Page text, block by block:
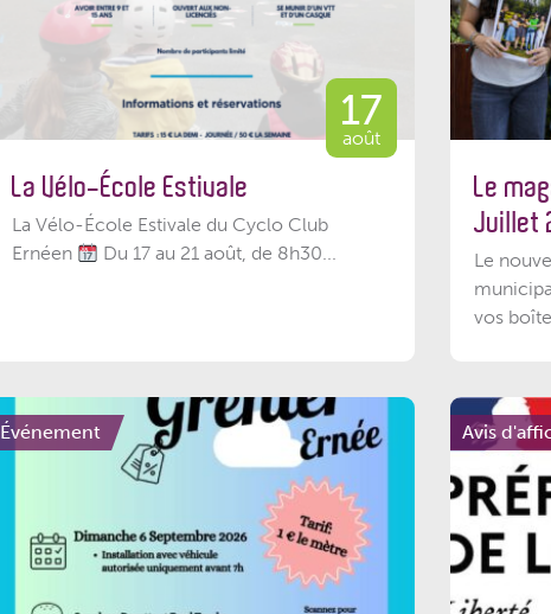
17
août
La Vélo-École Estivale
La Vélo-École Estivale du Cyclo Club
Ernéen
Du 17 au 21 août, de 8h30...
Le
Juillet
Le
vos
Événement Avis